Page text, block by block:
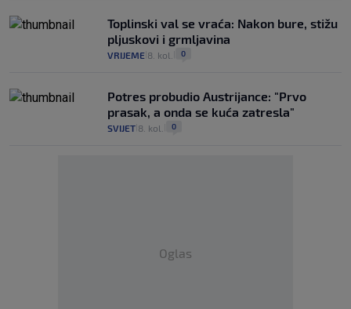
Toplinski val se vraća: Nakon bure, stižu
pljuskovi i grmljavina
VRIJEME 8. kol. 0
Potres probudio Austrijance: "Prvo
prasak, a onda se kuća zatresla"
SVIJET 8. kol. 0
Oglas